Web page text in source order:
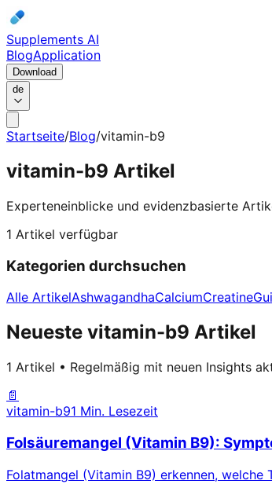
Supplements AI
BlogApplication
Download
de
Startseite/Blog/vitamin-b9
vitamin-b9 Artikel
Experteneinblicke und evidenzbasierte
1 Artikel verfügbar
Kategorien durchsuchen
Alle ArtikelAshwagandhaCalciumCreatine
Neueste vitamin-b9 Artikel
1 Artikel • Regelmäßig mit neuen Insights
📄
vitamin-b91 Min. Lesezeit
Folsäuremangel (Vitamin B9):
Folatmangel (Vitamin B9) erkennen,